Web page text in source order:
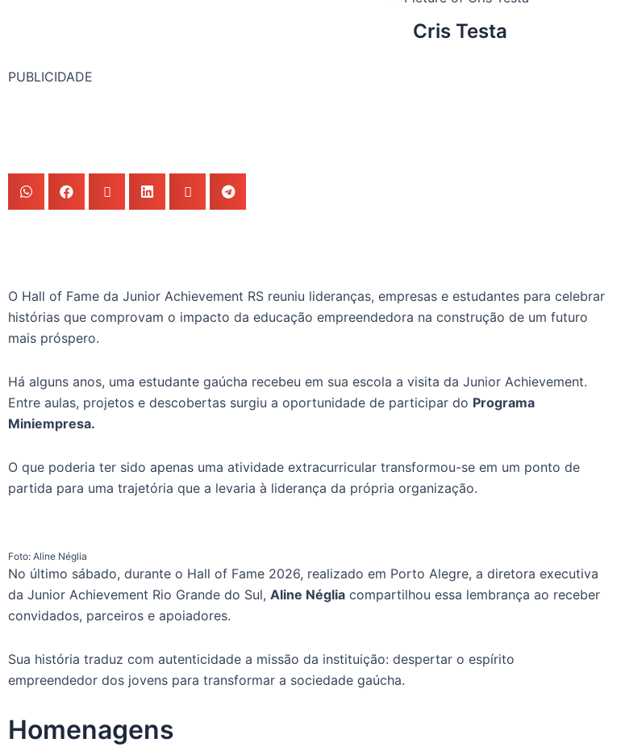
Cris Testa
PUBLICIDADE
O Hall of Fame da Junior Achievement RS reuniu lideranças, empresas e estudantes para celebrar
histórias que comprovam o impacto da educação empreendedora na construção de um futuro
mais próspero.
Há alguns anos, uma estudante gaúcha recebeu em sua escola a visita da Junior Achievement.
Entre aulas, projetos e descobertas surgiu a oportunidade de participar do Programa
Miniempresa.
O que poderia ter sido apenas uma atividade extracurricular transformou-se em um ponto de
partida para uma trajetória que a levaria à liderança da própria organização.
Foto: Aline Néglia
No último sábado, durante o Hall of Fame 2026, realizado em Porto Alegre, a diretora executiva
da Junior Achievement Rio Grande do Sul, Aline Néglia compartilhou essa lembrança ao receber
convidados, parceiros e apoiadores.
Sua história traduz com autenticidade a missão da instituição: despertar o espírito
empreendedor dos jovens para transformar a sociedade gaúcha.
Homenagens